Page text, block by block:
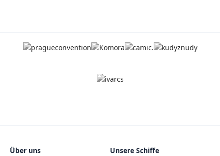
Über uns Unsere Schiffe